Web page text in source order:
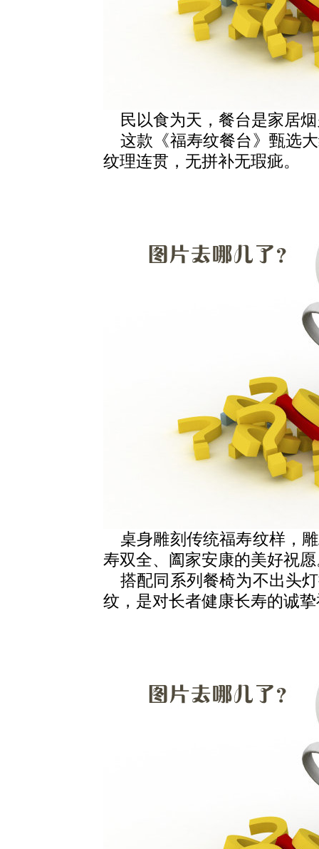
民以食为天，餐台是家居
这款《福寿纹餐台》甄选
纹理连贯，无拼补无瑕疵。
桌身雕刻传统福寿纹样，
寿双全、阖家安康的美好祝
搭配同系列餐椅为不出头
纹，是对长者健康长寿的诚